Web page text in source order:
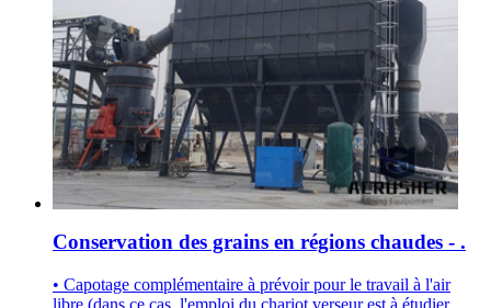
Conservation des grains en régions chaudes - .
• Capotage complémentaire à prévoir pour le travail à l'air
libre (dans ce cas, l'emploi du chariot verseur est à étudier